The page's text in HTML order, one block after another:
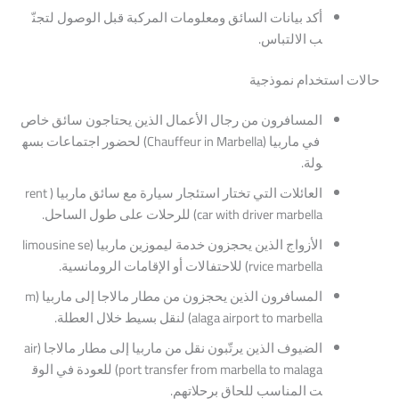
أكدبياناتالسائقومعلوماتالمركبةقبلالوصوللتجنّ
بالالتباس.
حالاتاستخدامنموذجية
المسافرونمنرجالالأعمالالذينيحتاجونسائقخاص
فيماربيا(Chauffeur
inMarbella) لحضوراجتماعاتبسه
ولة.
العائلاتالتيتختاراستئجارسيارةمعسائقماربيا(rent
carwithdrivermarbella) للرحلاتعلىطولالساحل.
الأزواجالذينيحجزونخدمةليموزينماربيا(limousine
se
rvicemarbella) للاحتفالاتأوالإقاماتالرومانسية.
المسافرونالذينيحجزونمنمطارمالاجاإلىماربيا (m
alagaairporttomarbella) لنقلبسيطخلالالعطلة.
الضيوفالذينيرتّبوننقلمنماربياإلىمطارمالاجا (air
porttransferfrommarbellatomalaga) للعودةفيالوق
تالمناسبللحاقبرحلاتهم.